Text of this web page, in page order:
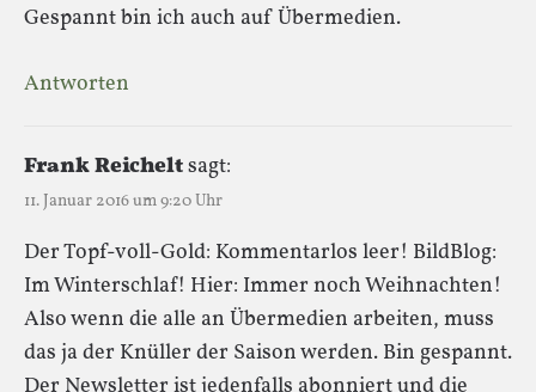
Gespannt bin ich auch auf Übermedien.
Antworten
Frank Reicheltsagt:
11. Januar 2016 um 9:20 Uhr
Der Topf-voll-Gold: Kommentarlos leer! BildBlog:
Im Winterschlaf! Hier: Immer noch Weihnachten!
Also wenn die alle an Übermedien arbeiten, muss
das ja der Knüller der Saison werden. Bin gespannt.